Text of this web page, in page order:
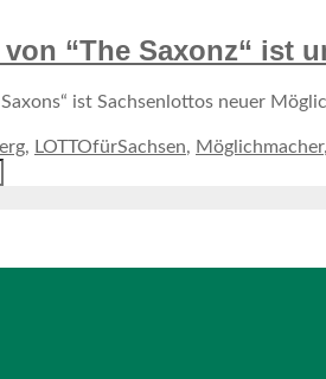
“The Saxonz“ ist
ist Sachsenlottos neuer
, LOTTOfürSachsen, Möglichmacher,